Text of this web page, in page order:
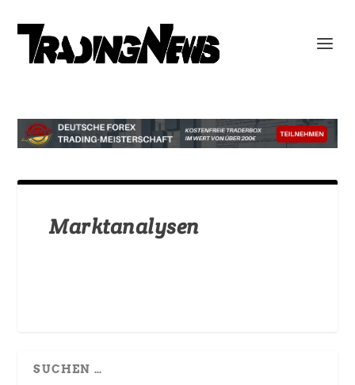
Marktanalysen